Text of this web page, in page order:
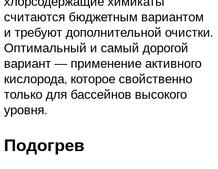
считаются бюджетным вариантом
и требуют дополнительной очистки.
Оптимальный и самый дорогой
вариант — применение активного
кислорода, которое свойственно
только для бассейнов высокого
уровня.
Подогрев